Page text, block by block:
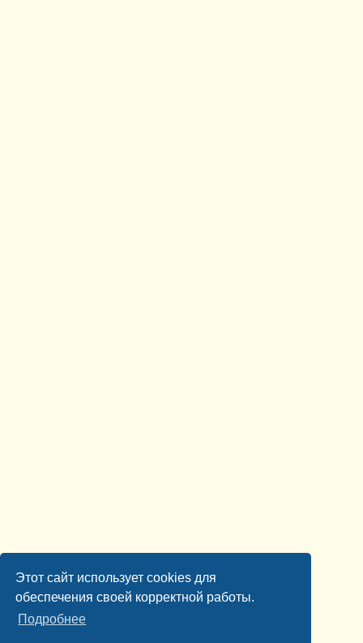
Этот сайт использует cookies для
обеспечения своей корректной работы.
Подробнее